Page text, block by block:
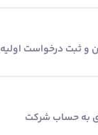
و ثبت درخواست اولیه
به حساب شرکت